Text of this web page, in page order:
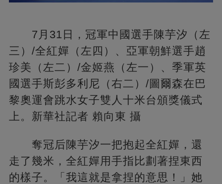
7月31日，冠軍中國選手陳芋汐（左
三）/全紅嬋（左四）、亞軍朝鮮選手趙
珍美（左二）/金姬燕（左一）、季軍英
國選手斯彭多利尼（右二）/圖爾森在巴
黎奧運會跳水女子雙人十米台頒獎儀式
上。新華社記者 賴向東 攝
奪冠后陳芋汐一把抱起全紅嬋，還
走了幾米，全紅嬋用手指比劃著捏東西
的樣子。「我這就是拿捏的意思！」她